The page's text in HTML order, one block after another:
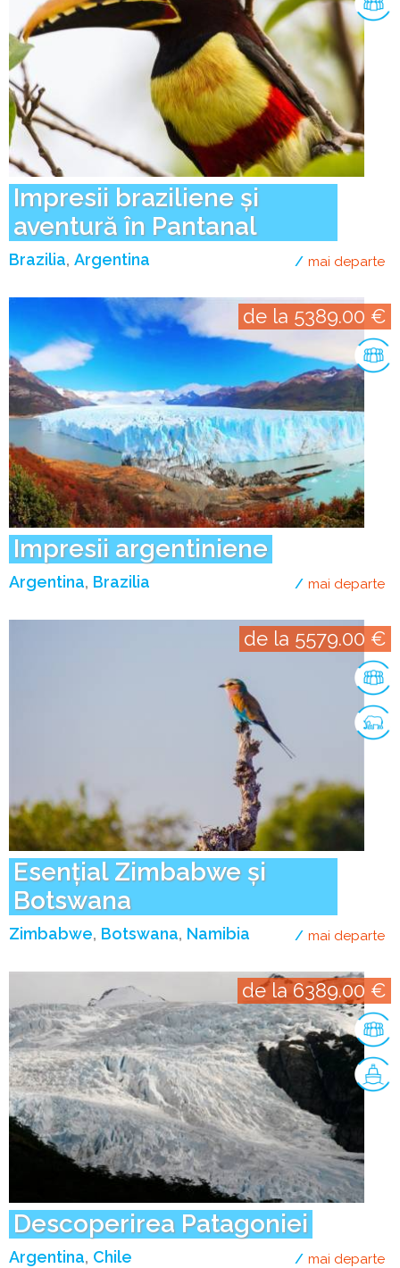
Impresii braziliene și
aventură în Pantanal
Brazilia Argentina mai departe
Impresii argentiniene
Argentina Brazilia
de la 5389.00 €
mai departe
Esențial Zimbabwe și
Botswana
Zimbabwe Botswana Namibia
de la 5579.00 €
mai departe
Descoperirea Patagoniei
Argentina Chile
de la 6389.00 €
mai departe